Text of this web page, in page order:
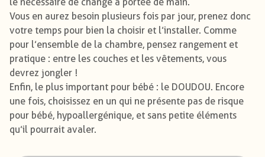
Vous en aurez besoin plusieurs fois par jour, prenez donc
votre temps pour bien la choisir et l’installer. Comme
pour l’ensemble de la chambre, pensez rangement et
pratique : entre les couches et les vêtements, vous
devrez jongler !
Enfin, le plus important pour bébé : le DOUDOU. Encore
une fois, choisissez en un qui ne présente pas de risque
pour bébé, hypoallergénique, et sans petite éléments
qu’il pourrait avaler.